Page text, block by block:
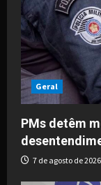
Geral
PMs detêm
7 de agosto de 2026